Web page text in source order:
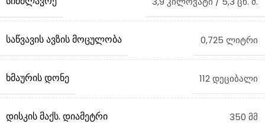
ᲡᲐᲬᲕᲐᲕᲘᲡ ᲐᲕᲖᲘᲡ ᲛᲝᲪᲣᲚᲝᲑᲐ 0,725 ლიტრი
ᲮᲛᲐᲣᲠᲘᲡ ᲓᲝᲜᲔ 112 დეციბალი
ᲓᲘᲡᲙᲘᲡ ᲛᲐᲥᲡ. ᲓᲘᲐᲛᲔᲢᲠᲘ 350 მმ